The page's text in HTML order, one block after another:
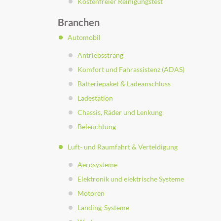
Branchen
Automobil
Antriebsstrang
Komfort und Fahrassistenz (ADAS)
Batteriepaket & Ladeanschluss
Ladestation
Chassis, Räder und Lenkung
Beleuchtung
Luft- und Raumfahrt & Verteidigung
Aerosysteme
Elektronik und elektrische Systeme
Motoren
Landing-Systeme